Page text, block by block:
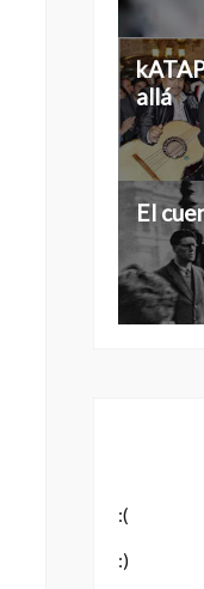
allá
Tres
El
:(
:)